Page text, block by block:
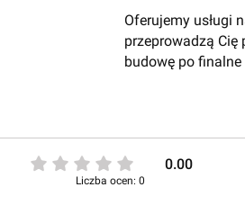
Oferujemy usługi
przeprowadzą Cię
budowę po
0.00
Liczba ocen: 0